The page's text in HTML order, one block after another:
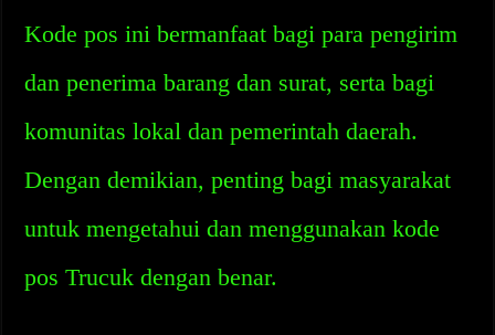
Kode pos ini bermanfaat bagi para pengirim
dan penerima barang dan surat, serta bagi
komunitas lokal dan pemerintah daerah.
Dengan demikian, penting bagi masyarakat
untuk mengetahui dan menggunakan kode
pos Trucuk dengan benar.